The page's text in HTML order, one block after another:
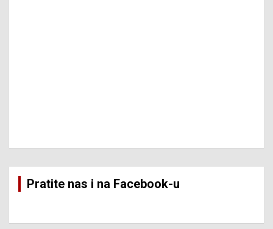
Pratite nas i na Facebook-u